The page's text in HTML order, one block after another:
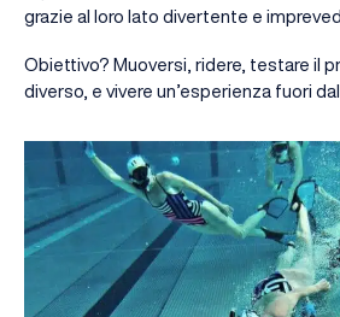
grazie al loro lato divertente e
Obiettivo? Muoversi, ridere, testare il
diverso, e vivere un’esperienza fuori